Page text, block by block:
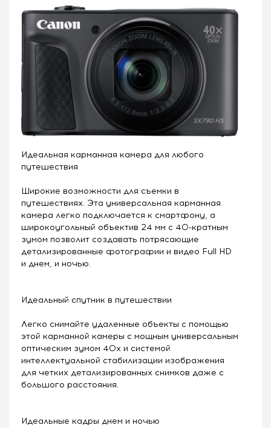
Идеальная карманная камера для любого
путешествия
Широкие возможности для съемки в
путешествиях. Эта универсальная карманная
камера легко подключается к смартфону, а
широкоугольный объектив 24 мм с 40-кратным
зумом позволит создавать потрясающие
детализированные фотографии и видео Full HD
и днем, и ночью.
Идеальный спутник в путешествии
Легко снимайте удаленные объекты с помощью
этой карманной камеры с мощным универсальным
оптическим зумом 40x и системой
интеллектуальной стабилизации изображения
для четких детализированных снимков даже с
большого расстояния.
Идеальные кадры днем и ночью